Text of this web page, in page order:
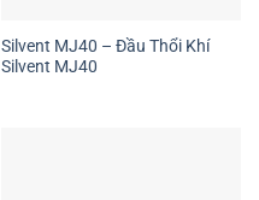
Silvent MJ40 – Đầu Thổi Khí
Silvent MJ40